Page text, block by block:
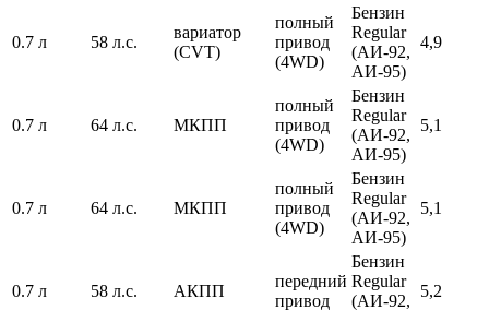
0.7 л 58 л.с.
вариатор
(CVT)
полный
привод
(4WD)
Бензин
Regular
(АИ-92,
АИ-95)
4,9
0.7 л 64 л.с. МКПП
полный
привод
(4WD)
Бензин
Regular
(АИ-92,
АИ-95)
5,1
0.7 л 64 л.с. МКПП
полный
привод
(4WD)
Бензин
Regular
(АИ-92,
АИ-95)
5,1
0.7 л 58 л.с. АКПП
передний
привод
Бензин
Regular
(АИ-92,
5,2